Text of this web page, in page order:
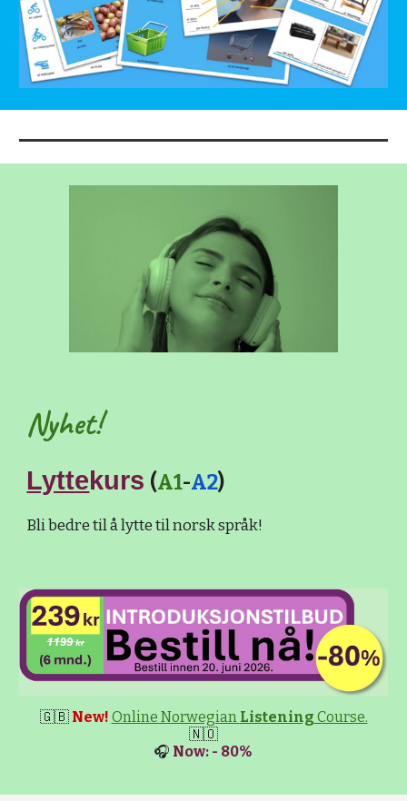
Nyhet!
Lyttekurs (A1-A2)
Bli bedre til å lytte til norsk språk!
🇬🇧 New! Online Norwegian Listening Course.
🇳🇴
🎧 Now: - 80%